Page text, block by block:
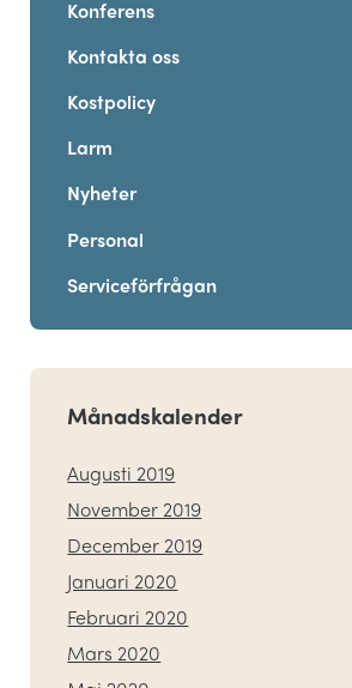
Konferens
Kontakta oss
Kostpolicy
Larm
Nyheter
Personal
Serviceförfrågan
Månadskalender
Augusti 2019
November 2019
December 2019
Januari 2020
Februari 2020
Mars 2020